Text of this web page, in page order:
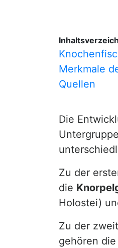
Merkmale
Quellen
Die
Zu der
die
Holostei)
Zu der
gehören die